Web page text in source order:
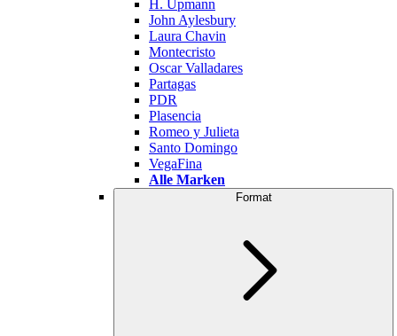
H. Upmann
John Aylesbury
Laura Chavin
Montecristo
Oscar Valladares
Partagas
PDR
Plasencia
Romeo y Julieta
Santo Domingo
VegaFina
Alle Marken
Format